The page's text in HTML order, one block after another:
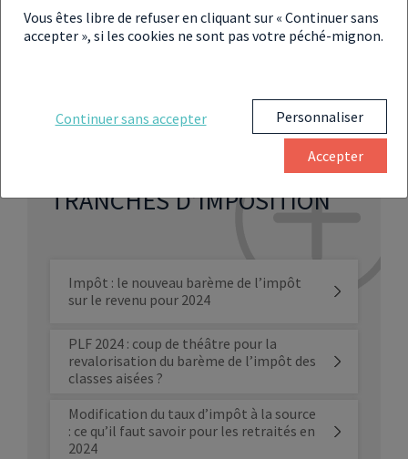
appellent à agir avec prudence pour éviter des
pénalités ou des poursuites.
À LIRE ÉGALEMENT SUR LES
TRANCHES D’IMPOSITION
Impôt : le nouveau barème de l’impôt
sur le revenu pour 2024
PLF 2024 : coup de théâtre pour la
revalorisation du barème de l’impôt des
classes aisées ?
Modification du taux d’impôt à la source
: ce qu’il faut savoir pour les retraités en
2024
Vous êtes libre de refuser en cliquant sur « Continuer sans
accepter », si les cookies ne sont pas votre péché-mignon.
Continuer sans accepter Personnaliser
Accepter